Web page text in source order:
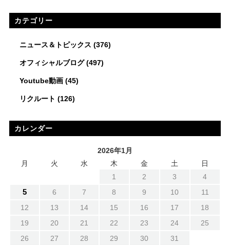
カテゴリー
ニュース＆トピックス (376)
オフィシャルブログ(497)
Youtube動画(45)
リクルート (126)
カレンダー
2026年1月
月
火 水 木 金 土
日
1
2 3 4
5 6 7 8 9 10
11
12
13 14 15 16 17
18
19
20 21 22 23 24
25
26
27 28 29 30
31